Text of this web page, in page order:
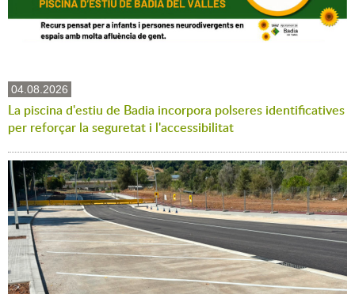
04.08.2026
La piscina d'estiu de Badia incorpora polseres identificatives
per reforçar la seguretat i l'accessibilitat